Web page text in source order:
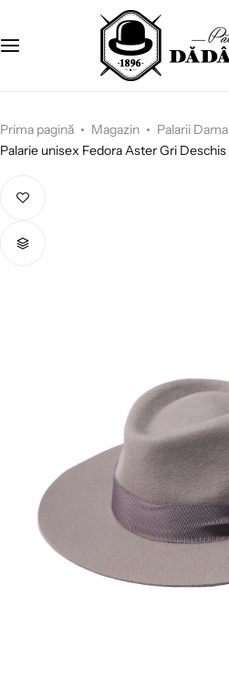
Prima pagină Magazin
Palarii Dama
Palarie unisex Fedora Aster Gri Deschis